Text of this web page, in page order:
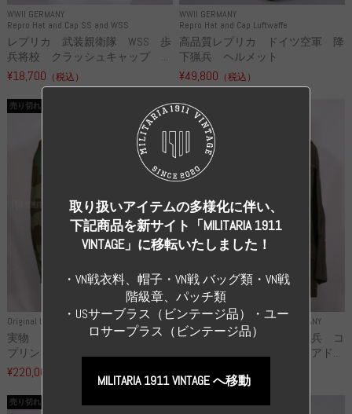
WWII GERMANY
Repro Hat and Cap SS and WSS
レプリカ 武装親衛隊 WSS 歩
兵将校 クラッシュキャップ ...
¥18,700 （税込）
WWII GERMANY
Repro Hat and Cap Luftwaffe
高品質レプリカ ドイツ空軍 降
下猟兵 ヘルメット
¥49,800 （税込）
Original Uniform WH WWII GERMANY
売り切れ
実物 ドイツ空軍 地上師団 ス
プリンター迷彩 コート コッ...
¥220,000
Original Uniform WH WWII GERMANY
売り切れ
実物 ドイツ海軍 湾岸砲兵 コ
ットン製作業服 下士官 アド...
¥286,000 （税込）
売り切れ
取り扱いアイテムの多様化に伴い、
下記商品を新サイト「MILITARIA 1911
VINTAGE」に移転いたしました！
・VN戦衣料、帽子・VN戦 バッグ類・VN戦
階級章、パッチ類
・USサーブラス（ビンテージ品）・ユー
ロサープラス（ビンテージ品）
MILITARIA 1911 VINTAGE へ移動